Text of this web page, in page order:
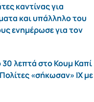
καντίνας για
και υπάλληλο του
ενημέρωσε για τον
λεπτά στο Κουμ Καπί
«σήκωσαν» ΙΧ με